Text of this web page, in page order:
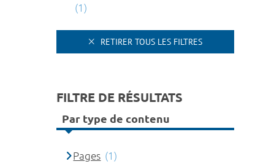
(1)
RETIRER TOUS LES FILTRES
FILTRE DE RÉSULTATS
Par type de contenu
Pages (1)